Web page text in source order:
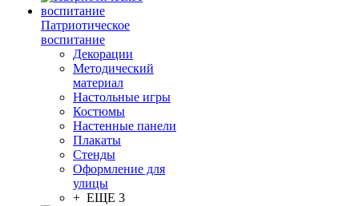
Патриотическое
воспитание
Декорации
Методический
материал
Настольные игры
Костюмы
Настенные панели
Плакаты
Стенды
Оформление для
улицы
+ ЕЩЕ 3